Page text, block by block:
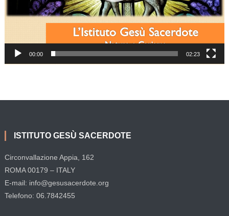
00:00 02:23
ISTITUTO GESÙ SACERDOTE
Circonvallazione Appia, 162
ROMA 00179 – ITALY
E-mail: info@gesusacerdote.org
Telefono: 06.7842455